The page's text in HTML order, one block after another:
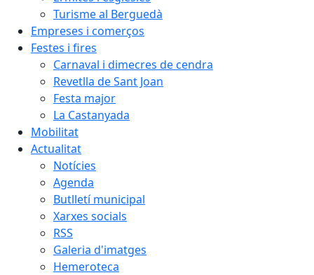
Turisme al Berguedà
Empreses i comerços
Festes i fires
Carnaval i dimecres de cendra
Revetlla de Sant Joan
Festa major
La Castanyada
Mobilitat
Actualitat
Notícies
Agenda
Butlletí municipal
Xarxes socials
RSS
Galeria d'imatges
Hemeroteca